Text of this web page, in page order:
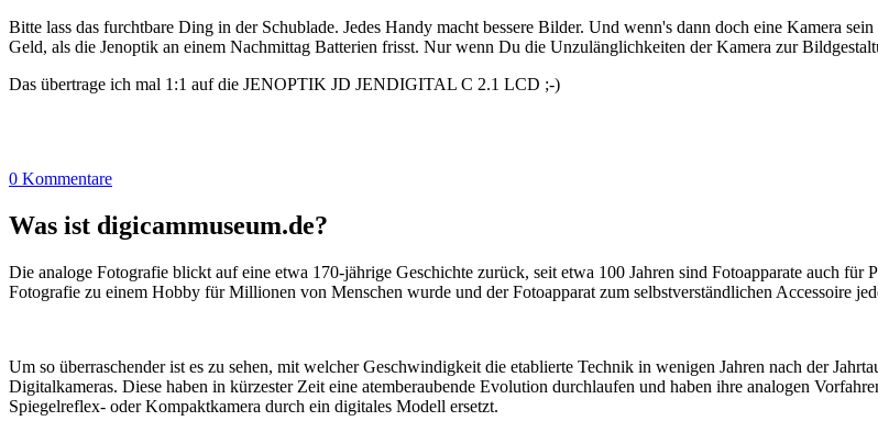
Bitte lass das furchtbare Ding in der Schublade. Jedes Handy macht bessere Bilder. Und wenn's dann doch eine Kamera
Geld, als die Jenoptik an einem Nachmittag Batterien frisst. Nur wenn Du die Unzulänglichkeiten der Kamera zur
Das übertrage ich mal 1:1 auf die JENOPTIK JD JENDIGITAL C 2.1 LCD ;-)
0 Kommentare
Was ist digicammuseum.de?
Die analoge Fotografie blickt auf eine etwa 170-jährige Geschichte zurück, seit etwa 100 Jahren sind Fotoapparate auch für
Fotografie zu einem Hobby für Millionen von Menschen wurde und der Fotoapparat zum selbstverständlichen Accessoire
Um so überraschender ist es zu sehen, mit welcher Geschwindigkeit die etablierte Technik in wenigen Jahren nach der
Digitalkameras. Diese haben in kürzester Zeit eine atemberaubende Evolution durchlaufen und haben ihre analogen
Spiegelreflex- oder Kompaktkamera durch ein digitales Modell ersetzt.